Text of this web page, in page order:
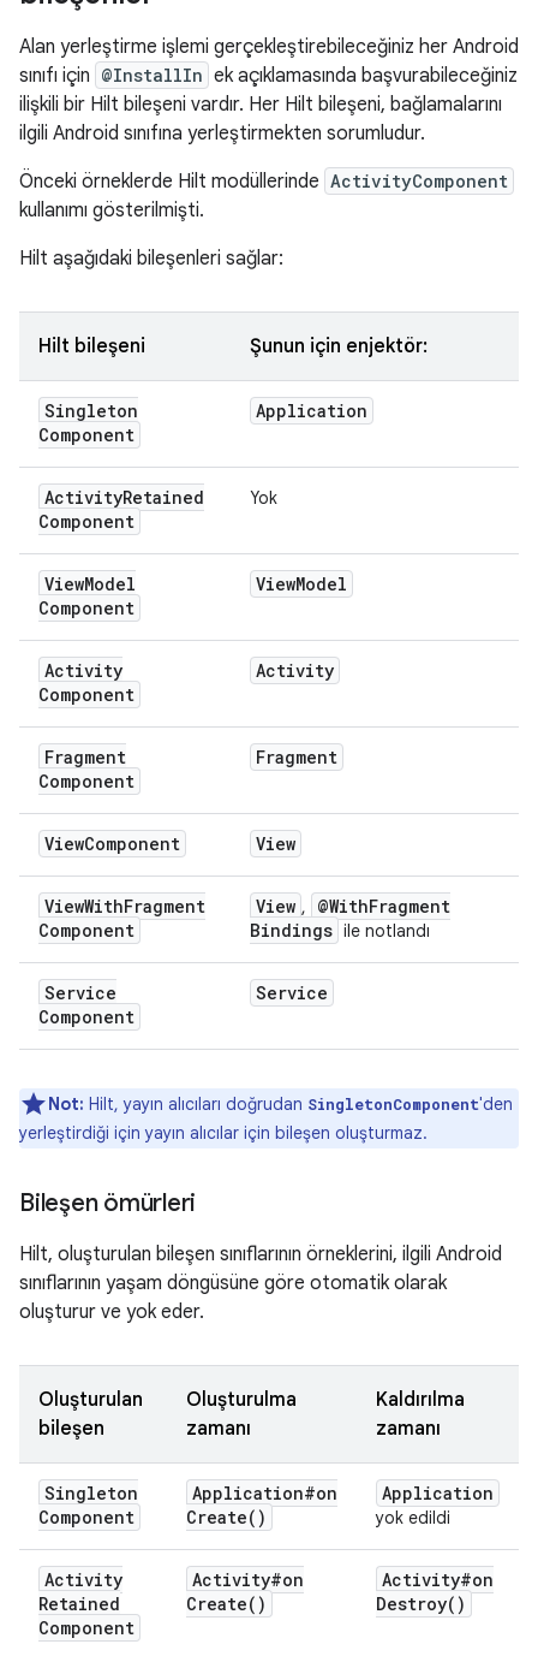
Alan yerleştirme işlemi gerçekleştirebileceğiniz her Android
sınıfı için @InstallIn ek açıklamasında başvurabileceğiniz
ilişkili bir Hilt bileşeni vardır. Her Hilt bileşeni, bağlamalarını
ilgili Android sınıfına yerleştirmekten sorumludur.
Önceki örneklerde Hilt modüllerinde ActivityComponent
kullanımı gösterilmişti.
Hilt aşağıdaki bileşenleri sağlar:
Hilt bileşeni Şunun için enjektör:
Singleton
Component
Application
ActivityRetained
Component
Yok
ViewModel
Component
ViewModel
Activity
Component
Activity
Fragment
Component
Fragment
ViewComponent View
ViewWithFragment
Component
View , @WithFragment
Bindings ile notlandı
Service
Component
Service
Not: Hilt, yayın alıcıları doğrudan SingletonComponent'den
yerleştirdiği için yayın alıcılar için bileşen oluşturmaz.
Bileşen ömürleri
Hilt, oluşturulan bileşen sınıflarının örneklerini, ilgili Android
sınıflarının yaşam döngüsüne göre otomatik olarak
oluşturur ve yok eder.
Oluşturulan
bileşen
Oluşturulma
zamanı
Kaldırılma
zamanı
Singleton
Component
Application#on
Create( )
Application
yok edildi
Activity
Retained
Component
Activity#on
Create( )
Activity#on
Destroy( )